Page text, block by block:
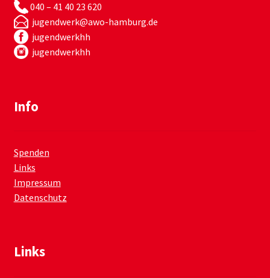
040 – 41 40 23 620
jugendwerk@awo-hamburg.de
jugendwerkhh
jugendwerkhh
Info
Spenden
Links
Impressum
Datenschutz
Links